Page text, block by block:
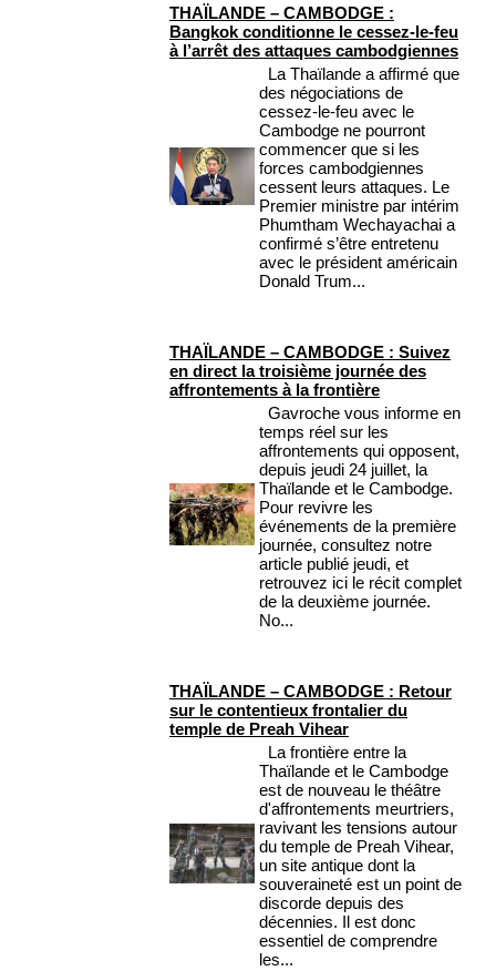
THAÏLANDE – CAMBODGE :
Bangkok conditionne le cessez-le-feu
à l’arrêt des attaques cambodgiennes
La Thaïlande a affirmé que
des négociations de
cessez-le-feu avec le
Cambodge ne pourront
commencer que si les
forces cambodgiennes
cessent leurs attaques. Le
Premier ministre par intérim
Phumtham Wechayachai a
confirmé s’être entretenu
avec le président américain
Donald Trum...
THAÏLANDE – CAMBODGE : Suivez
en direct la troisième journée des
affrontements à la frontière
Gavroche vous informe en
temps réel sur les
affrontements qui opposent,
depuis jeudi 24 juillet, la
Thaïlande et le Cambodge.
Pour revivre les
événements de la première
journée, consultez notre
article publié jeudi, et
retrouvez ici le récit complet
de la deuxième journée.
No...
THAÏLANDE – CAMBODGE : Retour
sur le contentieux frontalier du
temple de Preah Vihear
La frontière entre la
Thaïlande et le Cambodge
est de nouveau le théâtre
d'affrontements meurtriers,
ravivant les tensions autour
du temple de Preah Vihear,
un site antique dont la
souveraineté est un point de
discorde depuis des
décennies. Il est donc
essentiel de comprendre
les...